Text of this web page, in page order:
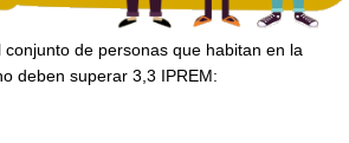
conjunto de personas que habitan en la
deben superar 3,3 IPREM: